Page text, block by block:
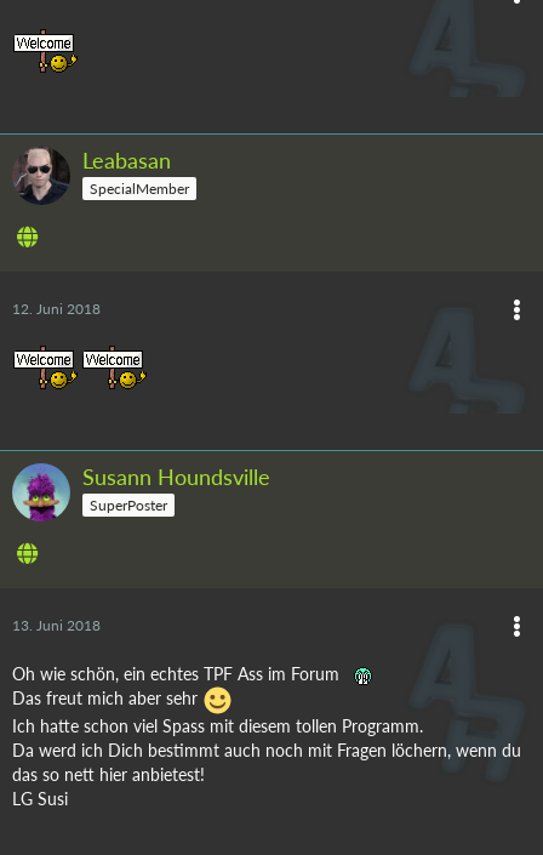
Leabasan
SpecialMember
12. Juni 2018
Susann Houndsville
SuperPoster
13. Juni 2018
Oh wie schön, ein echtes TPF Ass im Forum
Das freut mich aber sehr
Ich hatte schon viel Spass mit diesem tollen Programm.
Da werd ich Dich bestimmt auch noch mit Fragen löchern, wenn du
das so nett hier anbietest!
LG Susi